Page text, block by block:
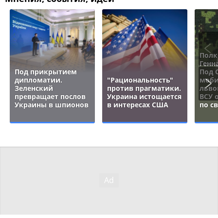
Под прикрытием
дипломатии.
Зеленский
превращает послов
Украины в шпионов
"Рациональность"
против прагматики.
Украина истощается
в интересах США
Под
ВСУ
по